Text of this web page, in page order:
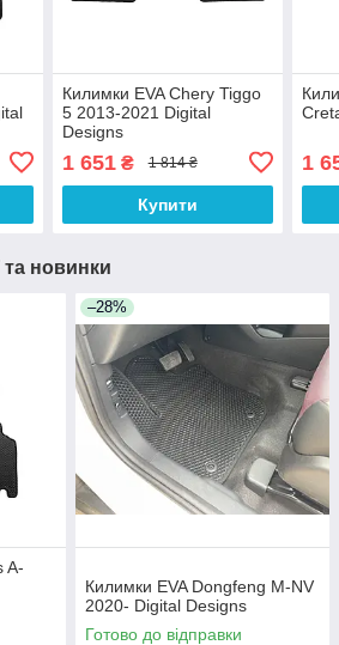
Килимки EVA Chery Tiggo
5 2013-2021 Digital
Designs
1 651₴ 1 814 ₴
Купити
1
та новинки
A-
–28%
Килимки EVA Dongfeng M-NV
2020- Digital Designs
Готово до відправки